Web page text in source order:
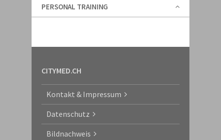
PERSONAL TRAINING
CITYMED.CH
Kontakt & Impressum
Datenschutz
Bildnachweis